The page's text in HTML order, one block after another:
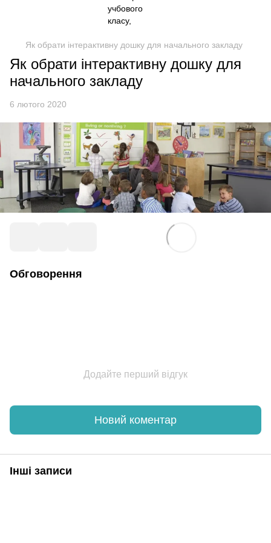
Як обрати інтерактивну дошку для начального закладу
Як обрати інтерактивну дошку для
начального закладу
6 лютого 2020
Обговорення
Додайте перший відгук
Новий коментар
Інші записи